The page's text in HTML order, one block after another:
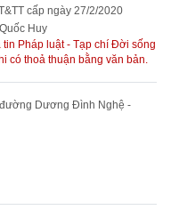
cấp ngày 27/2/2020
Huy
Pháp luật - Tạp chí Đời sống
có thoả thuận bằng văn bản.
đường Dương Đình Nghệ -